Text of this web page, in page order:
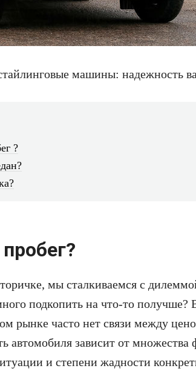
машины: надежность
?
?
мы сталкиваемся с
подкопить на что-то
рынке часто нет связи между
автомобиля зависит от
и степени жадности